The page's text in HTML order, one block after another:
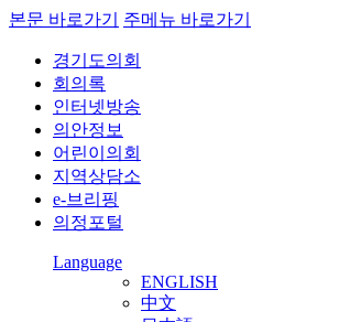
본문 바로가기 주메뉴 바로가기
경기도의회
회의록
인터넷방송
의안정보
어린이의회
지역상담소
e-브리핑
의정포털
Language
ENGLISH
中文